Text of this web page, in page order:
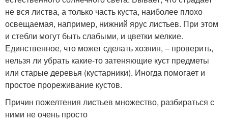
не вся листва, а только часть куста, наиболее плохо
освещаемая, например, нижний ярус листьев. При этом
и стебли могут быть слабыми, и цветки мелкие.
Единственное, что может сделать хозяин, – проверить,
нельзя ли убрать какие-то затеняющие куст предметы
или старые деревья (кустарники). Иногда помогает и
простое прореживание кустов.
Причин пожелтения листьев множество, разбираться с
ними не очень просто